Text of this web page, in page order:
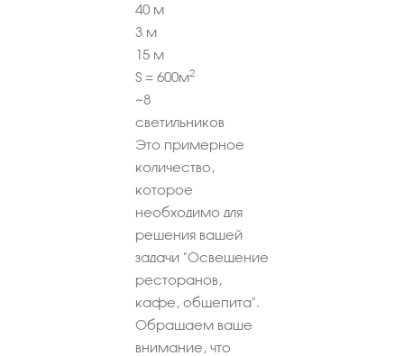
40 м
3 м
15 м
S = 600м2
~8
светильников
Это примерное
количество,
которое
необходимо для
решения вашей
задачи "Освещение
ресторанов,
кафе, общепита".
Обращаем ваше
внимание, что